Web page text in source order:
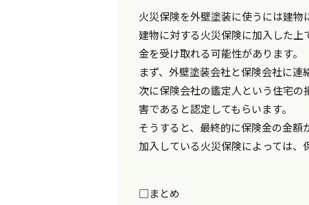
火災保険を外壁塗装に使うには建物
建物に対する火災保険に加入した上
金を受け取れる可能性があります。
まず、外壁塗装会社と保険会社に連
次に保険会社の鑑定人という住宅
害であると認定してもらいます。
そうすると、最終的に保険金の金額
加入している火災保険によっては、
□まとめ